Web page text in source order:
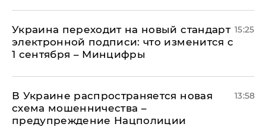
Украина переходит на новый стандарт
электронной подписи: что изменится с
1 сентября – Минцифры
15:25
В Украине распространяется новая
схема мошенничества –
предупреждение Нацполиции
13:58